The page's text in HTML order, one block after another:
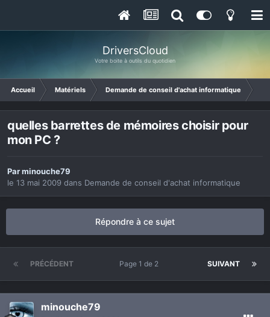
DriversCloud
Votre boite à outils du quotidien
Accueil Matériels Demande de conseil d'achat informatique
quelles barrettes de mémoires choisir pour
mon PC ?
Parminouche79
le 13 mai 2009 dans Demande de conseil d'achat informatique
Répondre à ce sujet
PRÉCÉDENT SUIVANT
Page 1 de 2
minouche79